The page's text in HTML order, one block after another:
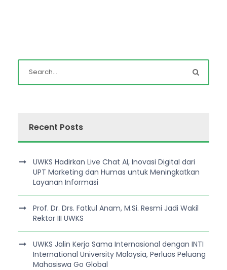
Recent Posts
UWKS Hadirkan Live Chat AI, Inovasi Digital dari
UPT Marketing dan Humas untuk Meningkatkan
Layanan Informasi
Prof. Dr. Drs. Fatkul Anam, M.Si. Resmi Jadi Wakil
Rektor III UWKS
UWKS Jalin Kerja Sama Internasional dengan INTI
International University Malaysia, Perluas Peluang
Mahasiswa Go Global